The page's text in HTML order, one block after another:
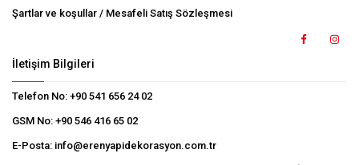
Şartlar ve koşullar / Mesafeli Satış Sözleşmesi
İletişim Bilgileri
Telefon No: +90 541 656 24 02
GSM No: +90 546 416 65 02
E-Posta: info@erenyapidekorasyon.com.tr